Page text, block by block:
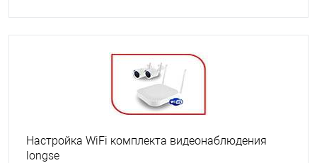
Настройка WiFi комплекта видеонаблюдения
longse